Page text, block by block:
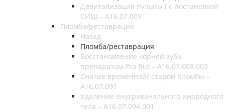
Девитализация пульпы ( с постановкой
СИЦ) – A16.07.009
Пломба/реставрация
Назад
Пломба/реставрация
Восстановление корней зуба
препаратом Pro Rut – A16.07.008.003
Снятие временной/ старой пломбы –
A16.07.091
Удаление внутриканального инородного
тела – A16.07.094.001